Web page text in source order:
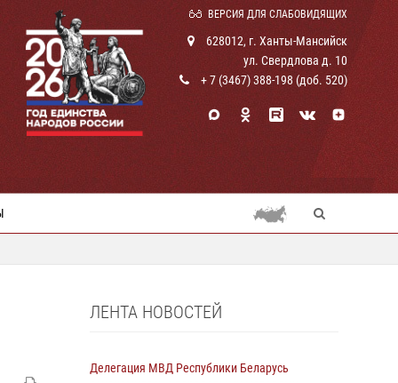
ВЕРСИЯ ДЛЯ СЛАБОВИДЯЩИХ
628012, г. Ханты-Мансийск
ул. Свердлова д. 10
+ 7 (3467) 388-198 (доб. 520)
ЛЕНТА НОВОСТЕЙ
Делегация МВД Республики Беларусь